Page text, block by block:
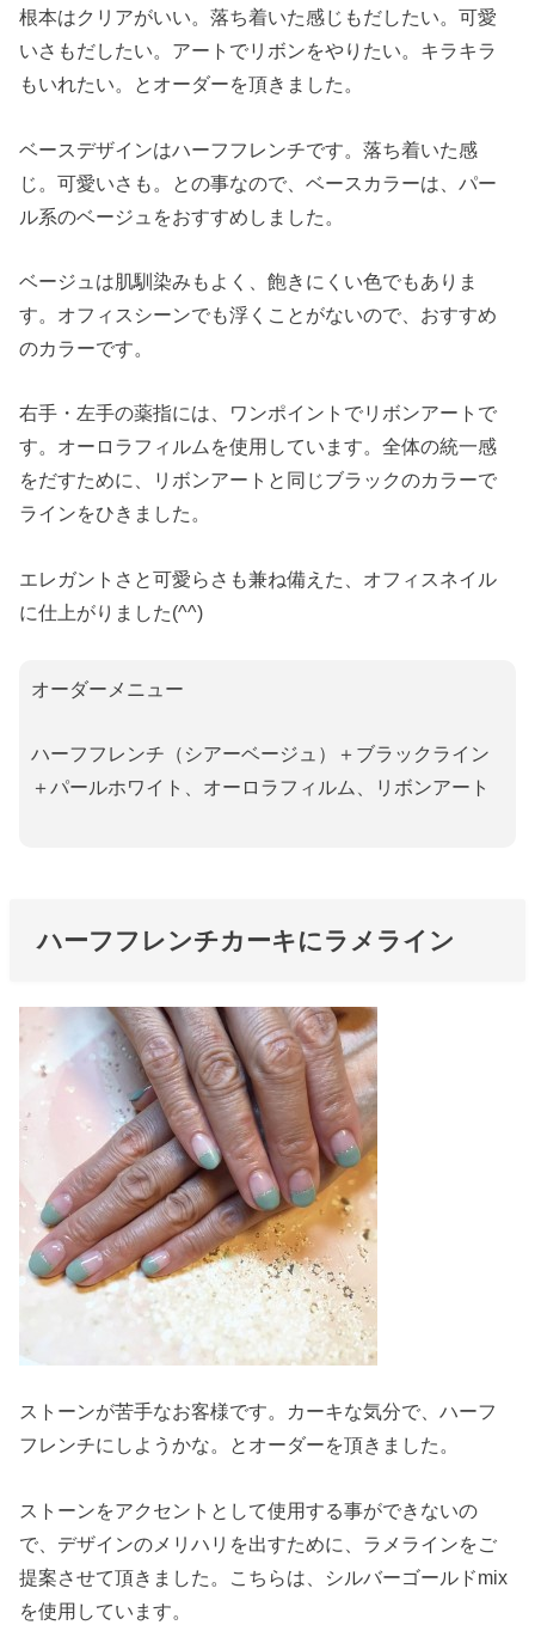
根本はクリアがいい。落ち着いた感じもだしたい。可愛
いさもだしたい。アートでリボンをやりたい。キラキラ
もいれたい。とオーダーを頂きました。
ベースデザインはハーフフレンチです。落ち着いた感
じ。可愛いさも。との事なので、ベースカラーは、パー
ル系のベージュをおすすめしました。
ベージュは肌馴染みもよく、飽きにくい色でもありま
す。オフィスシーンでも浮くことがないので、おすすめ
のカラーです。
右手・左手の薬指には、ワンポイントでリボンアートで
す。オーロラフィルムを使用しています。全体の統一感
をだすために、リボンアートと同じブラックのカラーで
ラインをひきました。
エレガントさと可愛らさも兼ね備えた、オフィスネイル
に仕上がりました(^^)
オーダーメニュー
ハーフフレンチ（シアーベージュ）＋ブラックライン
＋パールホワイト、オーロラフィルム、リボンアート
ハーフフレンチカーキにラメライン
ストーンが苦手なお客様です。カーキな気分で、ハーフ
フレンチにしようかな。とオーダーを頂きました。
ストーンをアクセントとして使用する事ができないの
で、デザインのメリハリを出すために、ラメラインをご
提案させて頂きました。こちらは、シルバーゴールドmix
を使用しています。